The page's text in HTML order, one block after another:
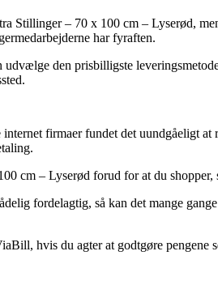
Stillinger – 70 x 100 cm – Lyserød,
har fyraften.
den prisbilligste
firmaer fundet det uundgåeligt at
cm – Lyserød forud for at du shopper,
fordelagtig, så kan det mange
hvis du agter at godtgøre pengene